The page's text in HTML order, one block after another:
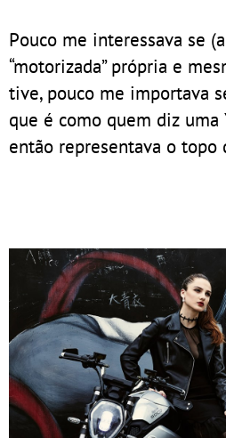
Pouco me interessava se
“motorizada” própria e
tive, pouco me importava
que é como quem diz uma
então representava o topo